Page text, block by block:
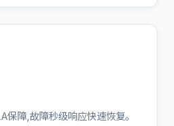
保障,故障秒级响应快速恢复。